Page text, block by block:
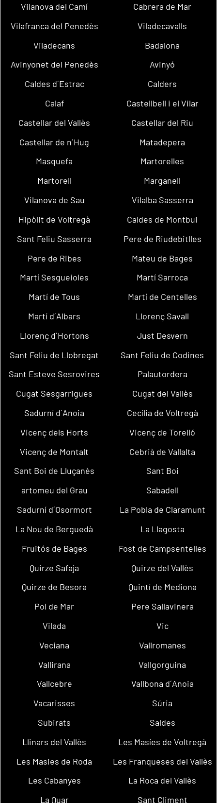
Vilanova del Camí
Cabrera de Mar
Vilafranca del Penedès
Viladecavalls
Viladecans
Badalona
Avinyonet del Penedès
Avinyó
Caldes d´Estrac
Calders
Calaf
Castellbell i el Vilar
Castellar del Vallès
Castellar del Riu
Castellar de n´Hug
Matadepera
Masquefa
Martorelles
Martorell
Marganell
Vilanova de Sau
Vilalba Sasserra
Hipòlit de Voltregà
Caldes de Montbui
Sant Feliu Sasserra
Pere de Riudebitlles
Pere de Ribes
Mateu de Bages
Martí Sesgueioles
Martí Sarroca
Martí de Tous
Martí de Centelles
Martí d´Albars
Llorenç Savall
Llorenç d´Hortons
Just Desvern
Sant Feliu de Llobregat
Sant Feliu de Codines
Sant Esteve Sesrovires
Palautordera
Cugat Sesgarrigues
Cugat del Vallès
Sadurní d´Anoia
Cecília de Voltregà
Vicenç dels Horts
Vicenç de Torelló
Vicenç de Montalt
Cebrià de Vallalta
Sant Boi de Lluçanès
Sant Boi
artomeu del Grau
Sabadell
Sadurní d´Osormort
La Pobla de Claramunt
La Nou de Berguedà
La Llagosta
Fruitós de Bages
Fost de Campsentelles
Quirze Safaja
Quirze del Vallès
Quirze de Besora
Quintí de Mediona
Pol de Mar
Pere Sallavinera
Vilada
Vic
Veciana
Vallromanes
Vallirana
Vallgorguina
Vallcebre
Vallbona d´Anoia
Vacarisses
Súria
Subirats
Saldes
Llinars del Vallès
Les Masíes de Voltregà
Les Masies de Roda
Les Franqueses del Vallès
Les Cabanyes
La Roca del Vallès
La Quar
Sant Climent